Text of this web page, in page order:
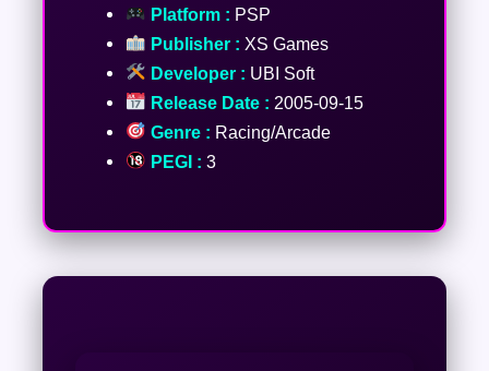
Platform : PSP
Publisher : XS Games
Developer : UBI Soft
Release Date : 2005-09-15
Genre : Racing/Arcade
PEGI : 3